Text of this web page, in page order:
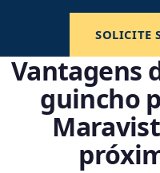
SOLICITE
Vantagens
guincho